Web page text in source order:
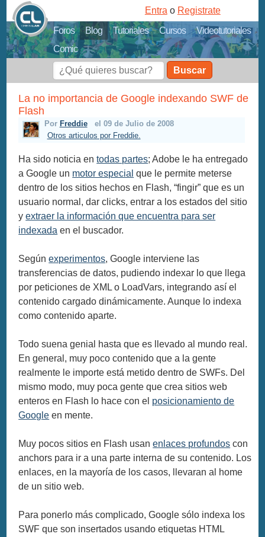
Foros Blog Tutoriales Cursos
Videotutoriales
Comic
Entra o Registrate
Buscar
La no importancia de Google indexando SWF de
Flash
Por Freddie
el 09 de Julio de 2008
Otros articulos por Freddie.
Ha sido noticia entodas partes; Adobe le ha entregado
a Google un motor especial que le permite meterse
dentro de los sitios hechos en Flash, “fingir” que es un
usuario normal, dar clicks, entrar a los estados del sitio
yextraer la información que encuentra para ser
indexada en el buscador.
Segúnexperimentos, Google interviene las
transferencias de datos, pudiendo indexar lo que llega
por peticiones de XML o LoadVars, integrando así el
contenido cargado dinámicamente. Aunque lo indexa
como contenido aparte.
Todo suena genial hasta que es llevado al mundo real.
En general, muy poco contenido que a la gente
realmente le importe está metido dentro de SWFs. Del
mismo modo, muy poca gente que crea sitios web
enteros en Flash lo hace con el posicionamiento de
Google en mente.
Muy pocos sitios en Flash usanenlaces profundos con
anchors para ir a una parte interna de su contenido. Los
enlaces, en la mayoría de los casos, llevaran al home
de un sitio web.
Para ponerlo más complicado, Google sólo indexa los
SWF que son insertados usando etiquetas HTML